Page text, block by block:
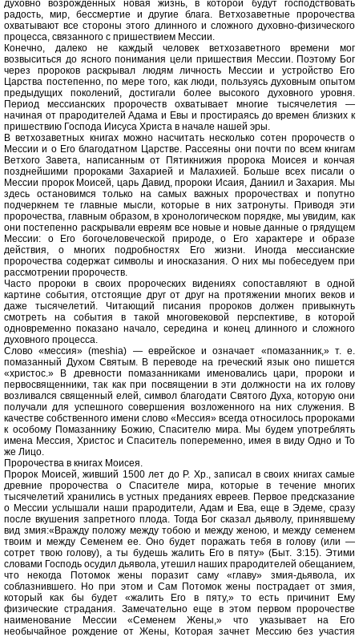
духовно возрожденных новая жизнь, в которой будут господствовать
радость, мир, бессмертие и другие блага. Ветхозаветные пророчества
охватывают все стороны этого длинного и сложного духовно-физического
процесса, связанного с пришествием Мессии.
Конечно, далеко не каждый человек ветхозаветного времени мог
возвыситься до ясного понимания цели пришествия Мессии. Поэтому Бог
через пророков раскрывал людям личность Мессии и устройство Его
Царства постепенно, по мере того, как люди, пользуясь духовным опытом
предыдущих поколений, достигали более высокого духовного уровня.
Период мессианских пророчеств охватывает многие тысячелетия —
начиная от прародителей Адама и Евы и простираясь до времен близких к
пришествию Господа Иисуса Христа в начале нашей эры.
В ветхозаветных книгах можно насчитать несколько сотен пророчеств о
Мессии и о Его благодатном Царстве. Рассеяны они почти по всем книгам
Ветхого Завета, написанным от Пятикнижия пророка Моисея и кончая
позднейшими пророками Захарией и Малахией. Больше всех писали о
Мессии пророк Моисей, царь Давид, пророки Исаия, Даниил и Захария. Мы
здесь остановимся только на самых важных пророчествах и попутно
подчеркнем те главные мысли, которые в них затронуты. Приводя эти
пророчества, главным образом, в хронологическом порядке, мы увидим, как
они постепенно раскрывали евреям все новые и новые данные о грядущем
Мессии: о Его богочеловеческой природе, о Его характере и образе
действия, о многих подробностях Его жизни. Иногда мессианские
пророчества содержат символы и иносказания. О них мы побеседуем при
рассмотрении пророчеств.
Часто пророки в своих пророческих видениях сопоставляют в одной
картине события, отстоящие друг от друг на протяжении многих веков и
даже тысячелетий. Читающий писания пророков должен привыкнуть
смотреть на события в такой многовековой перспективе, в которой
одновременно показано начало, середина и конец длинного и сложного
духовного процесса.
Слово «мессия» (mеshiа) — еврейское и означает «помазанник,» т. е.
помазанный Духом Святым. В переводе на греческий язык оно пишется
«христос.» В древности помазанниками именовались цари, пророки и
первосвященники, так как при посвящении в эти должности на их голову
возливался священный елей, символ благодати Святого Духа, которую они
получали для успешного совершения возложенного на них служения. В
качестве собственного имени слово «Мессия» всегда относилось пророками
к особому Помазаннику Божию, Спасителю мира. Мы будем употреблять
имена Мессия, Христос и Спаситель попеременно, имея в виду Одно и То
же Лицо.
Пророчества в книгах Моисея.
Пророк Моисей, живший 1500 лет до Р. Хр., записал в своих книгах самые
древние пророчества о Спасителе мира, которые в течение многих
тысячелетий хранились в устных преданиях евреев. Первое предсказание
о Мессии услышали наши прародители, Адам и Ева, еще в Эдеме, сразу
после вкушения запретного плода. Тогда Бог сказал дьяволу, принявшему
вид змия:«Вражду положу между тобою и между женою, и между семенем
твоим и между Семенем ее. Оно будет поражать тебя в голову (или —
сотрет твою голову), а ты будешь жалить Его в пяту» (Быт. 3:15). Этими
словами Господь осудил дьявола, утешил наших прародителей обещанием,
что некогда Потомок жены поразит саму «главу» змия-дьявола, их
соблазнившего. Но при этом и Сам Потомок жены пострадает от змия,
который как бы будет «жалить Его в пяту,» то есть причинит Ему
физические страдания. Замечательно еще в этом первом пророчестве
наименование Мессии «Семенем Жены,» что указывает на Его
необычайное рождение от Жены, Которая зачнет Мессию без участия